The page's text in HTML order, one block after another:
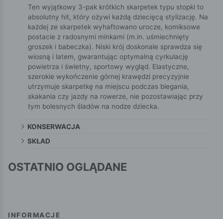
Ten wyjątkowy 3-pak krótkich skarpetek typu stopki to
absolutny hit, który ożywi każdą dziecięcą stylizację. Na
każdej ze skarpetek wyhaftowano urocze, komiksowe
postacie z radosnymi minkami (m.in. uśmiechnięty
groszek i babeczka). Niski krój doskonale sprawdza się
wiosną i latem, gwarantując optymalną cyrkulację
powietrza i świetny, sportowy wygląd. Elastyczne,
szerokie wykończenie górnej krawędzi precyzyjnie
utrzymuje skarpetkę na miejscu podczas biegania,
skakania czy jazdy na rowerze, nie pozostawiając przy
tym bolesnych śladów na nodze dziecka.
KONSERWACJA
SKŁAD
OSTATNIO OGLĄDANE
INFORMACJE